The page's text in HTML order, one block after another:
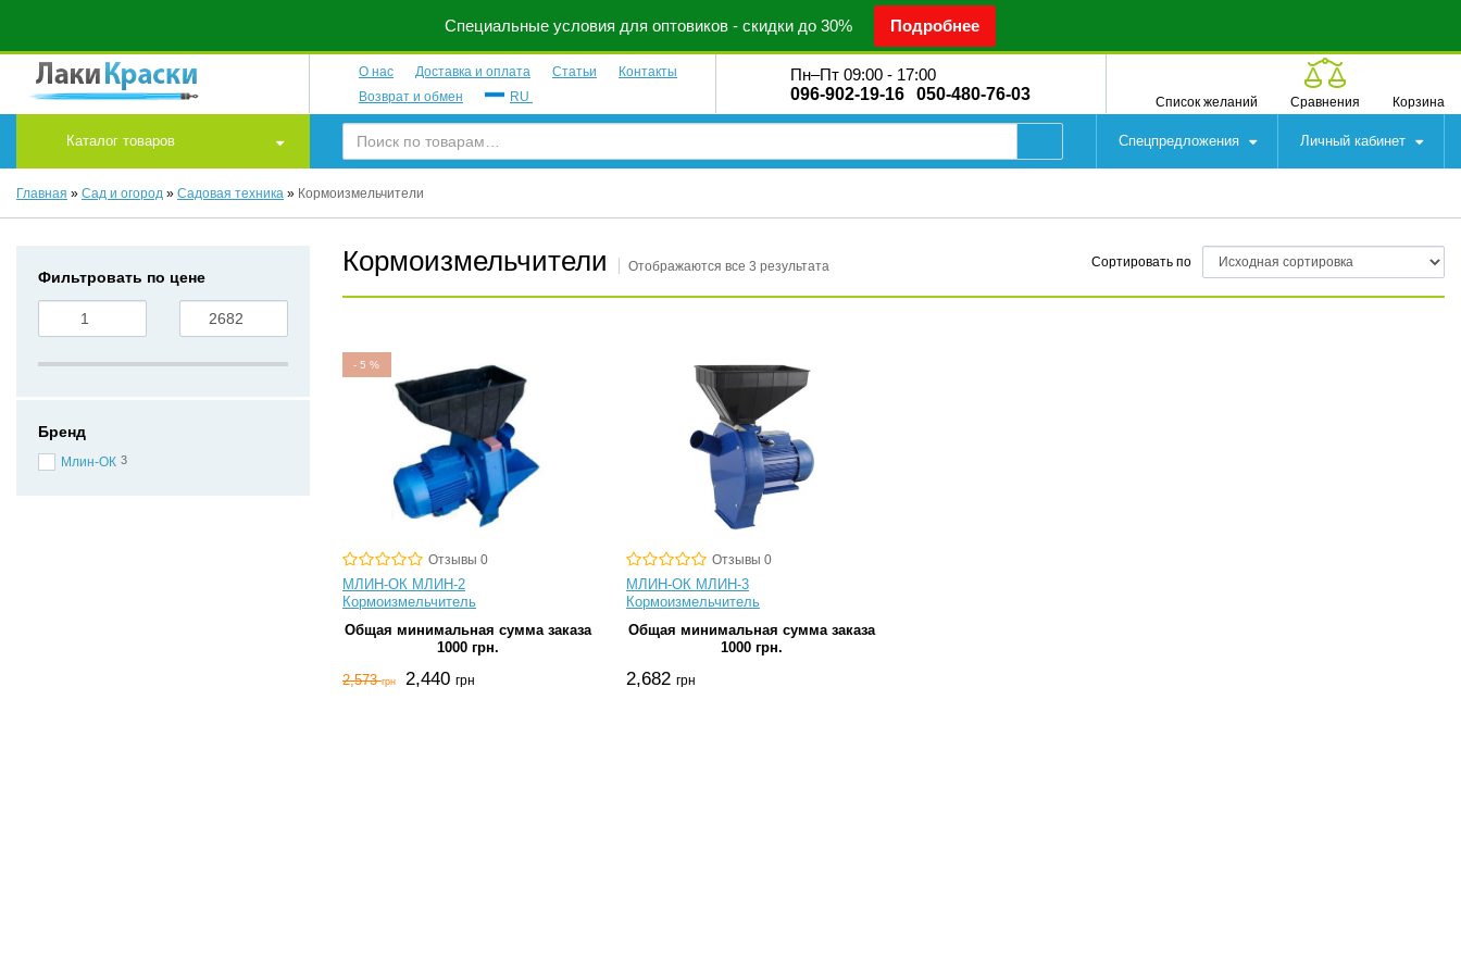
Специальные условия для оптовиков - скидки до 30% Подробнее
О нас Доставка и оплата Статьи
Контакты
Возврат и обмен
RU
Пн–Пт 09:00 - 17:00
096-902-19-16
050-480-76-03 Список желаний Сравнения Корзина
Каталог товаров Спецпредложения Личный кабинет
Главная » Сад и огород » Садовая техника » Кормоизмельчители
Фильтровать по цене
Бренд
Млин-ОК 3
Кормоизмельчители Отображаются все 3 результата Сортировать по
-5%
Отзывы 0
МЛИН-ОК МЛИН-2
Кормоизмельчитель
Общая минимальная сумма заказа
1000 грн.
2,573грн 2,440 грн
Отзывы 0
МЛИН-ОК МЛИН-3
Кормоизмельчитель
Общая минимальная сумма заказа
1000 грн.
2,682 грн